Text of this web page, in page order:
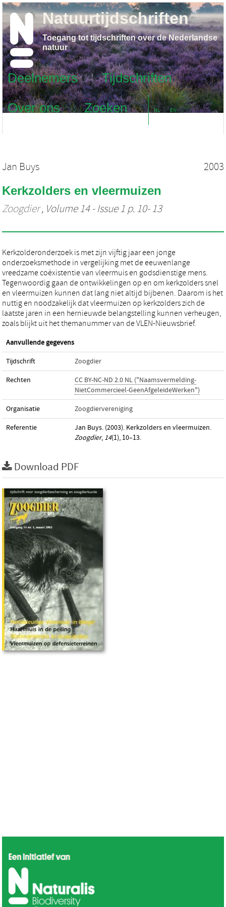
Deelnemers
Tijdschriften
Over ons
Zoeken NL EN
Natuurtijdschriften
Toegang tot tijdschriften over de Nederlandse
natuur
Jan Buys 2003
Kerkzolders en vleermuizen
Zoogdier, Volume 14 - Issue 1 p. 10- 13
Kerkzolderonderzoek is met zijn vijftig jaar een jonge
onderzoeksmethode in vergelijking met de eeuwenlange
vreedzame coëxistentie van vleermuis en godsdienstige mens.
Tegenwoordig gaan de ontwikkelingen op en om kerkzolders snel
en vleermuizen kunnen dat lang niet altijd bijbenen. Daarom is het
nuttig en noodzakelijk dat vleermuizen op kerkzolders zich de
laatste jaren in een hernieuwde belangstelling kunnen verheugen,
zoals blijkt uit het themanummer van de VLEN-Nieuwsbrief.
Aanvullende gegevens
Tijdschrift Zoogdier
Rechten
CC BY-NC-ND 2.0 NL ("Naamsvermelding-
NietCommercieel-GeenAfgeleideWerken")
Organisatie Zoogdiervereniging
Referentie
Jan Buys. (2003). Kerkzolders en vleermuizen.
Zoogdier, 14(1), 10–13.
Download PDF